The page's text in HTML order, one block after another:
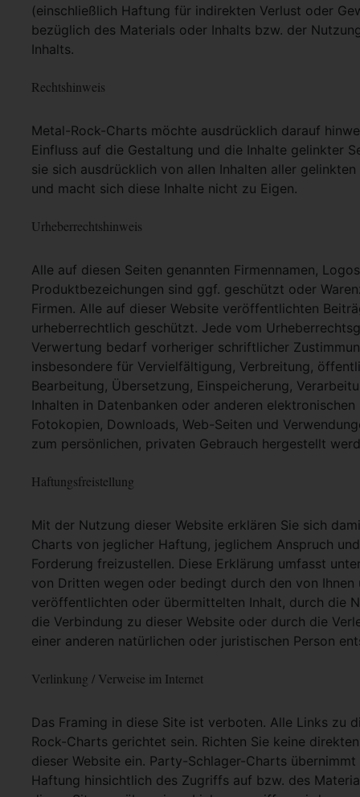
(einschließlich Haftung für indirekten Verlust oder
bezüglich des Materials oder Inhalts bzw. der
Inhalts.
Rechtshinweis
Metal-Rock-Charts möchte ausdrücklich darauf
Einfluss auf die Gestaltung und die Inhalte gelinkter
sie sich ausdrücklich von allen Inhalten aller
und macht sich diese Inhalte nicht zu Eigen.
Urheberrechtshinweis
Alle auf diesen Seiten genannten Firmennamen,
Produktbezeichungen sind ggf. geschützt oder
Firmen. Alle auf dieser Website veröffentlichten
urheberrechtlich geschützt. Jede vom
Verwertung bedarf vorheriger schriftlicher
insbesondere für Vervielfältigung, Verbreitung,
Bearbeitung, Übersetzung, Einspeicherung,
Inhalten in Datenbanken oder anderen
Fotokopien, Downloads, Web-Seiten und
zum persönlichen, privaten Gebrauch hergestellt
Haftungsfreistellung
Mit der Nutzung dieser Website erklären Sie sich
Charts von jeglicher Haftung, jeglichem Anspruch
Forderung freizustellen. Diese Erklärung umfasst
von Dritten wegen oder bedingt durch den von Ihnen
veröffentlichten oder übermittelten Inhalt, durch die
die Verbindung zu dieser Website oder durch die
einer anderen natürlichen oder juristischen Person
Verlinkung / Verweise im Internet
Das Framing in diese Site ist verboten. Alle Links zu
Rock-Charts gerichtet sein. Richten Sie keine
dieser Website ein. Party-Schlager-Charts
Haftung hinsichtlich des Zugriffs auf bzw. des